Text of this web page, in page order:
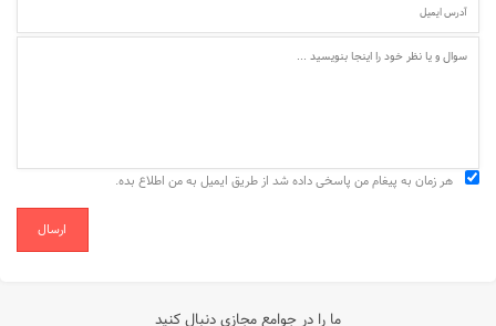
هر زمان به پیغام من پاسخی داده شد از طریق ایمیل به من اطلاع بده.
ارسال
ما را در جوامع مجازی دنبال کنید